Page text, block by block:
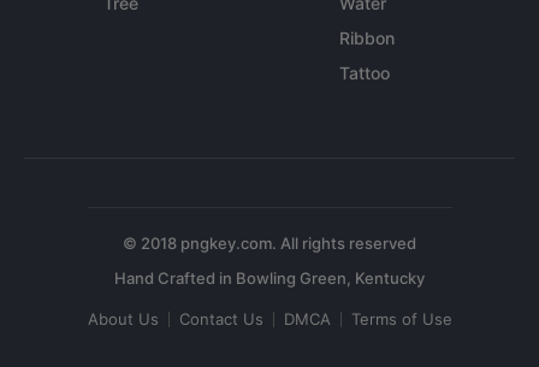
Ribbon
Tattoo
© 2018 pngkey.com. All rights reserved
About Us Contact Us DMCA Terms of Use